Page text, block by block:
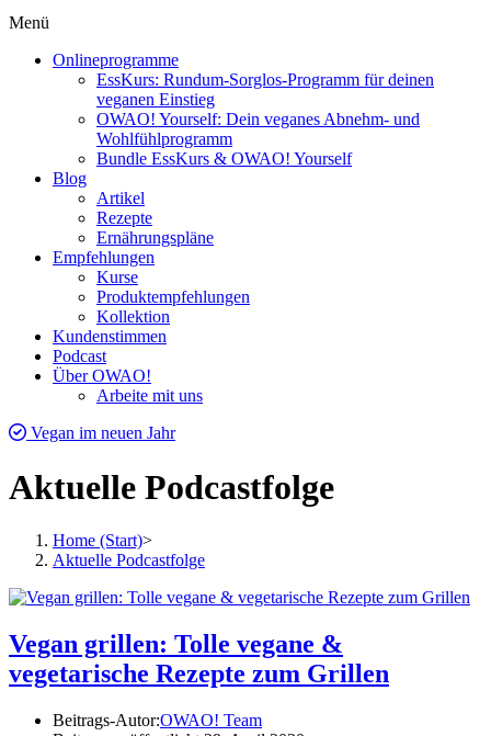
Menü
Onlineprogramme
EssKurs: Rundum-Sorglos-Programm für deinen
veganen Einstieg
OWAO! Yourself: Dein veganes Abnehm- und
Wohlfühlprogramm
Bundle EssKurs & OWAO! Yourself
Blog
Artikel
Rezepte
Ernährungspläne
Empfehlungen
Kurse
Produktempfehlungen
Kollektion
Kundenstimmen
Podcast
Über OWAO!
Arbeite mit uns
Vegan im neuen Jahr
Aktuelle Podcastfolge
Home (Start)>
Aktuelle Podcastfolge
Vegan grillen: Tolle vegane &
vegetarische Rezepte zum Grillen
Beitrags-Autor:OWAO! Team